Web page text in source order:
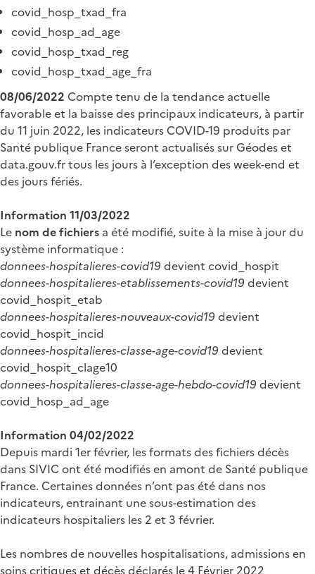
covid_hosp_txad_fra
covid_hosp_ad_age
covid_hosp_txad_reg
covid_hosp_txad_age_fra
08/06/2022 Compte tenu de la tendance actuelle
favorable et la baisse des principaux indicateurs, à partir
du 11 juin 2022, les indicateurs COVID-19 produits par
Santé publique France seront actualisés sur Géodes et
data.gouv.fr tous les jours à l’exception des week-end et
des jours fériés.
Information 11/03/2022
Le nom de fichiers a été modifié, suite à la mise à jour du
système informatique :
donnees-hospitalieres-covid19devient covid_hospit
donnees-hospitalieres-etablissements-covid19devient
covid_hospit_etab
donnees-hospitalieres-nouveaux-covid19devient
covid_hospit_incid
donnees-hospitalieres-classe-age-covid19devient
covid_hospit_clage10
donnees-hospitalieres-classe-age-hebdo-covid19devient
covid_hosp_ad_age
Information 04/02/2022
Depuis mardi 1er février, les formats des fichiers décès
dans SIVIC ont été modifiés en amont de Santé publique
France. Certaines données n’ont pas été dans nos
indicateurs, entrainant une sous-estimation des
indicateurs hospitaliers les 2 et 3 février.
Les nombres de nouvelles hospitalisations, admissions en
soins critiques et décès déclarés le 4 Février 2022